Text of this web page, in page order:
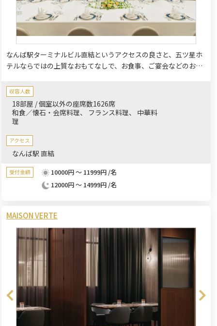
なんば駅ターミナルビル直結というアクセスの良さと、五ツ星ホ
テルならではの上質なおもてなしで、お食事、ご宴会などのお集
ご家族で安心してご利用いただける個室も擁しております。
収容人数
18部屋 / 個室以外の座席数1626席
和食／懐石・会席料理
フランス料理
中華料
理
アクセス
なんば駅 直結
受付金額
10000円 ～ 11999円 /名
12000円 ～ 14999円 /名
MAISON VERTE